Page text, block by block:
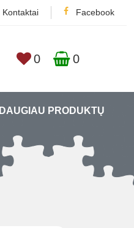
Kontaktai Facebook
0 0
DAUGIAU PRODUKTŲ